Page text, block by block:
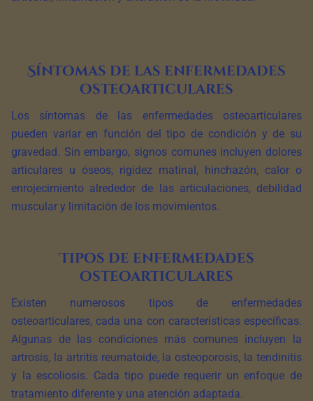
Síntomas de las enfermedades
osteoarticulares
Los síntomas de las enfermedades osteoarticulares
pueden variar en función del tipo de condición y de su
gravedad. Sin embargo, signos comunes incluyen dolores
articulares u óseos, rigidez matinal, hinchazón, calor o
enrojecimiento alrededor de las articulaciones, debilidad
muscular y limitación de los movimientos.
Tipos de enfermedades
osteoarticulares
Existen numerosos tipos de enfermedades
osteoarticulares, cada una con características específicas.
Algunas de las condiciones más comunes incluyen la
artrosis, la artritis reumatoide, la osteoporosis, la tendinitis
y la escoliosis. Cada tipo puede requerir un enfoque de
tratamiento diferente y una atención adaptada.